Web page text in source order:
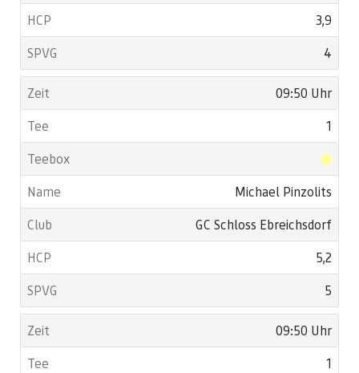
3,9
4
09:50 Uhr
1
Michael Pinzolits
GC Schloss Ebreichsdorf
5,2
5
09:50 Uhr
1